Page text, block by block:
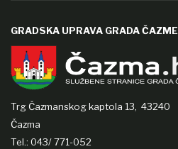
GRADSKA UPRAVA GRADA ČAZME
Trg Čazmanskog kaptola 13, 43240
Čazma
Tel.: 043/ 771-052